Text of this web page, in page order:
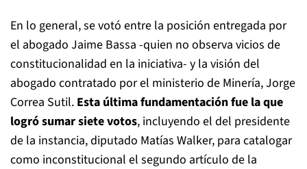
En lo general, se votó entre la posición entregada por
el abogado Jaime Bassa -quien no observa vicios de
constitucionalidad en la iniciativa- y la visión del
abogado contratado por el ministerio de Minería, Jorge
Correa Sutil. Esta última fundamentación fue la que
logró sumar siete votos, incluyendo el del presidente
de la instancia, diputado Matías Walker, para catalogar
como inconstitucional el segundo artículo de la